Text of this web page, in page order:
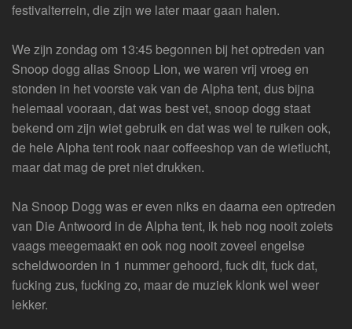
festivalterrein, die zijn we later maar gaan halen.
We zijn zondag om 13:45 begonnen bij het optreden van
Snoop dogg alias Snoop Lion, we waren vrij vroeg en
stonden in het voorste vak van de Alpha tent, dus bijna
helemaal vooraan, dat was best vet, snoop dogg staat
bekend om zijn wiet gebruik en dat was wel te ruiken ook,
de hele Alpha tent rook naar coffeeshop van de wietlucht,
maar dat mag de pret niet drukken.
Na Snoop Dogg was er even niks en daarna een optreden
van Die Antwoord in de Alpha tent, ik heb nog nooit zoiets
vaags meegemaakt en ook nog nooit zoveel engelse
scheldwoorden in 1 nummer gehoord, fuck dit, fuck dat,
fucking zus, fucking zo, maar de muziek klonk wel weer
lekker.